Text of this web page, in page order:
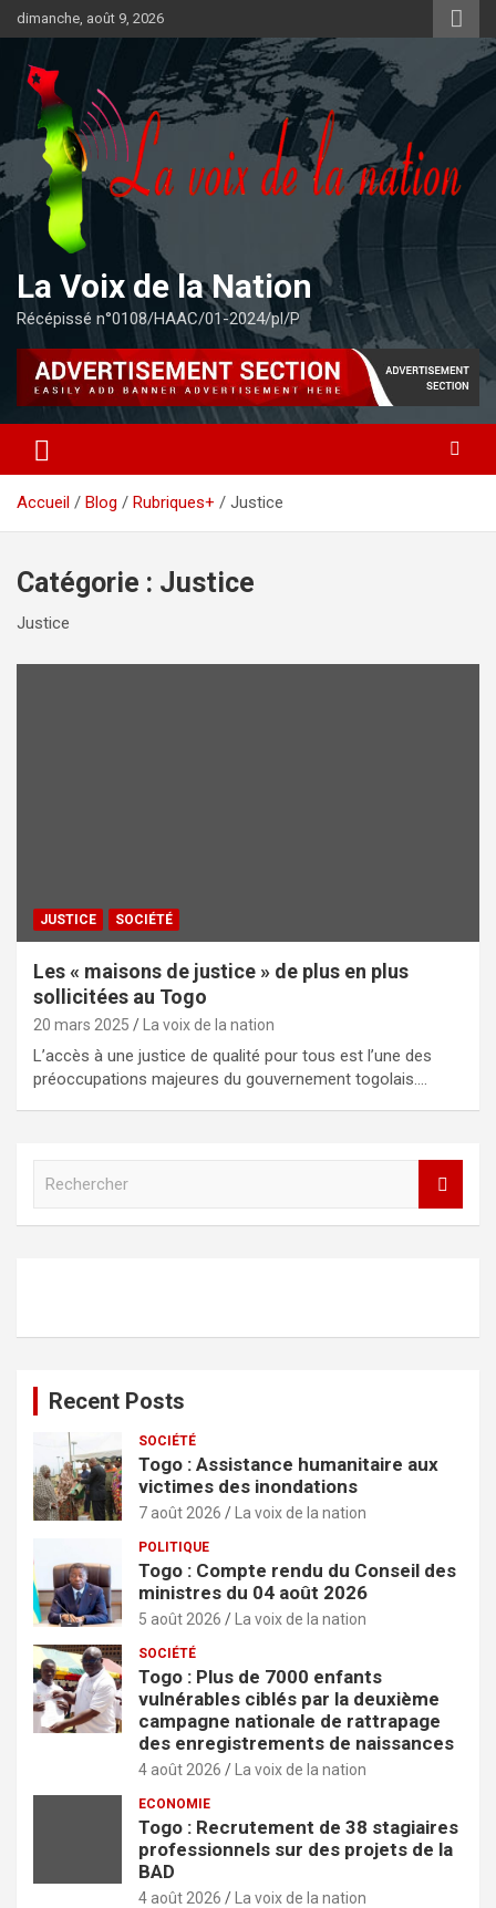
Aller
au
contenu
dimanche, août 9, 2026
La Voix de la Nation
Récépissé n°0108/HAAC/01-2024/pl/P
Accueil Blog Rubriques+ Justice
Catégorie : Justice
Justice
JUSTICE SOCIÉTÉ
Les « maisons de justice » de plus en plus
sollicitées au Togo
20 mars 2025 La voix de la nation
L’accès à une justice de qualité pour tous est l’une des
préoccupations majeures du gouvernement togolais.…
h
Recent Posts
SOCIÉTÉ
Togo : Assistance humanitaire aux
victimes des inondations
7 août 2026 La voix de la nation
POLITIQUE
Togo : Compte rendu du Conseil des
ministres du 04 août 2026
5 août 2026 La voix de la nation
SOCIÉTÉ
Togo : Plus de 7000 enfants
vulnérables ciblés par la deuxième
campagne nationale de rattrapage
des enregistrements de naissances
4 août 2026 La voix de la nation
ECONOMIE
Togo : Recrutement de 38 stagiaires
professionnels sur des projets de la
BAD
4 août 2026 La voix de la nation